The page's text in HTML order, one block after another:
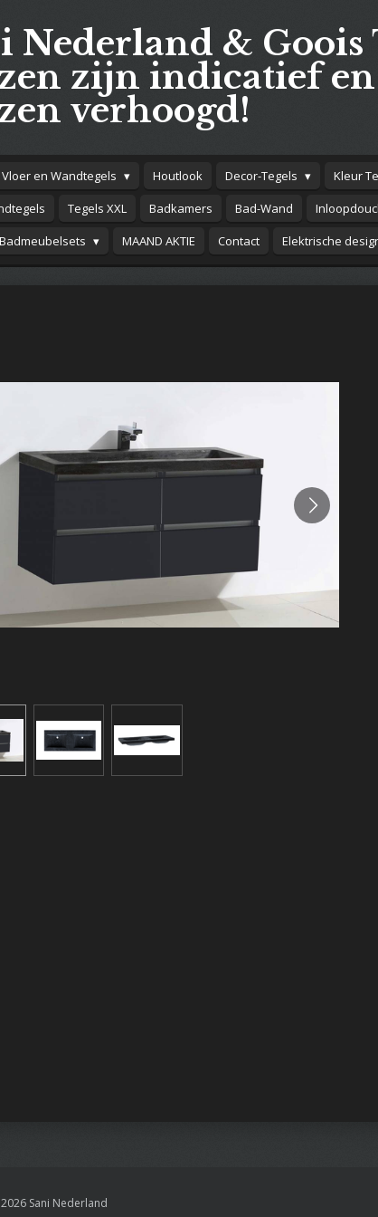
Nederland & Goois
zijn indicatief en
verhoogd!
Vloer en Wandtegels Houtlook Decor-Tegels Kleur
Tegels XXL Badkamers Bad-Wand
MAAND AKTIE Contact Elektrische
Sani Nederland